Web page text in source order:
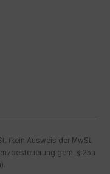
(kein Ausweis der MwSt.
gem. § 25a
im Fußbereich
finden Sie
kontinuierliche
der Website zu
Seiten, die
Zwecken, zur
anderen